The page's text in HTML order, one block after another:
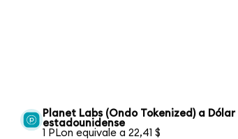
Planet Labs (Ondo Tokenized) a Dólar
estadounidense
1 PLon equivale a 22,41 $